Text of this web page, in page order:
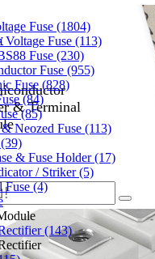
& Terminal
Fuse (1804)
Voltage Fuse (113)
Fuse (230)
Fuse (955)
Fuse (828)
(84)
(85)
Neozed Fuse (113)
& Fuse Holder (17)
/ Striker (5)
Fuse (4)
(143)